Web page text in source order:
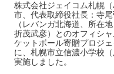
株式会社ジェイコム札幌
市、代表取締役社長：寺
（レバンガ北海道、所在
折茂武彦）とのオフィシ
ケットボール寄贈プロジ
に、札幌市立信濃小学校
実施しました。